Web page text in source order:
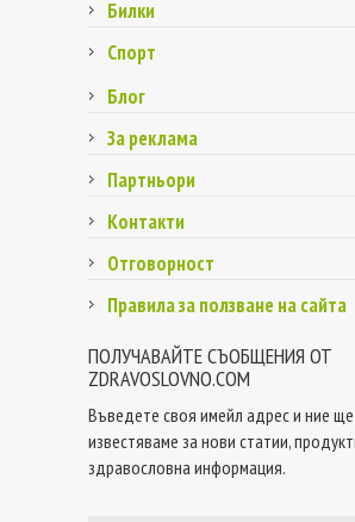
Билки
Спорт
Блог
За реклама
Партньори
Контакти
Отговорност
Правила за ползване на сайта
ПОЛУЧАВАЙТЕ СЪОБЩЕНИЯ ОТ
ZDRAVOSLOVNO.COM
Въведете своя имейл адрес и ние
известяваме за нови статии,
здравословна информация.